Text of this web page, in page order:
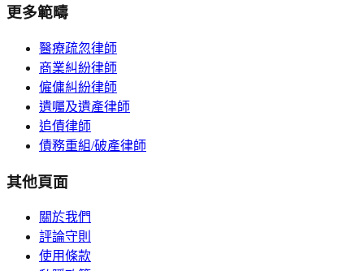
更多範疇
醫療疏忽律師
商業糾紛律師
僱傭糾紛律師
遺囑及遺產律師
追債律師
債務重組/破產律師
其他頁面
關於我們
評論守則
使用條款